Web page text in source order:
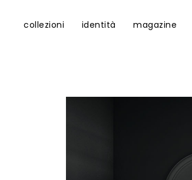
collezioni identità magazine